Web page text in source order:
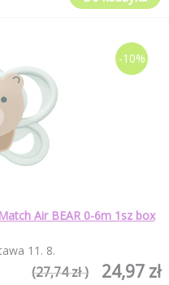
-10%
Air BEAR 0-6m 1sz box
11 . 8.
24,97 zł
(27,74 zł )